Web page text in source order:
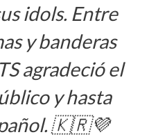
idols. Entre
y banderas
agradeció el
y hasta
🇰🇷💜